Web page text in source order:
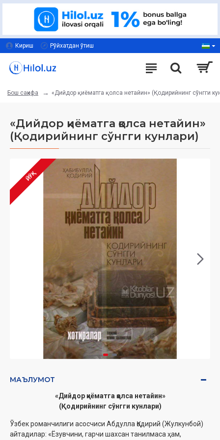
Кириш Рўйхатдан ўтиш
Бош саҳифа «Дийдор қиёматга қолса нетайин» (Қодирийнинг сўнгги
«Дийдор қиёматга қолса нетайин»
(Қодирийнинг сўнгги кунлари)
ЙЎҚ
МАЪЛУМОТ
«Дийдор қиёматга қолса нетайин»
(Қодирийнинг сўнгги кунлари)
Ўзбек романчилиги асосчиси Абдулла Қодирий (Жулкунбой)
айтадилар: «Ёзувчини, гарчи шахсан танилмаса ҳам,